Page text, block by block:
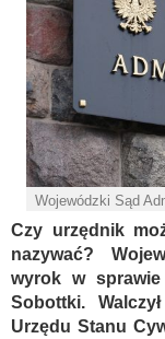
Wojewódzki Sąd
Czy urzędnik
nazywać?
wyrok w sprawie
Sobottki.
Urzędu Stanu